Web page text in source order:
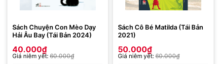
Sách Chuyện Con Mèo Dạy
Hải Âu Bay (Tái Bản 2024)
40.000₫
Giá niêm yết: 60.000₫
Sách Cô Bé Matilda (Tái Bản
2021)
50.000₫
Giá niêm yết: 60.000₫